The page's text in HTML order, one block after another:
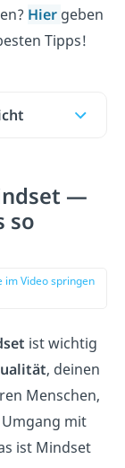
Hier geben
Tipps!
—
so
im Video springen
ist wichtig
, deinen
Menschen,
mit
ist Mindset